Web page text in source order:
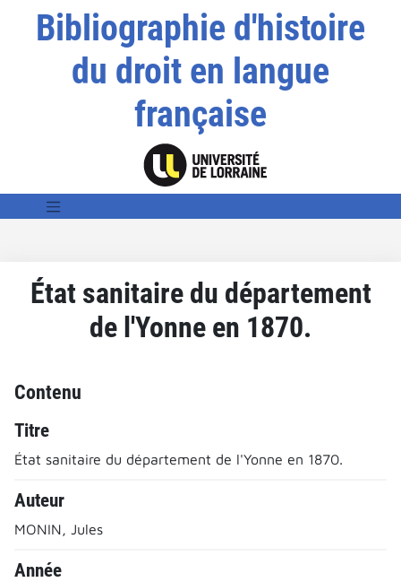
Bibliographie d'histoire
du droit en langue
française
État sanitaire du département
de l'Yonne en 1870.
Contenu
Titre
État sanitaire du département de l'Yonne en 1870.
Auteur
MONIN, Jules
Année